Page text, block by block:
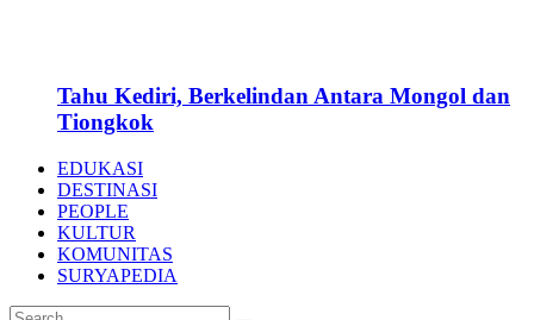
Tahu Kediri, Berkelindan Antara Mongol dan
Tiongkok
EDUKASI
DESTINASI
PEOPLE
KULTUR
KOMUNITAS
SURYAPEDIA